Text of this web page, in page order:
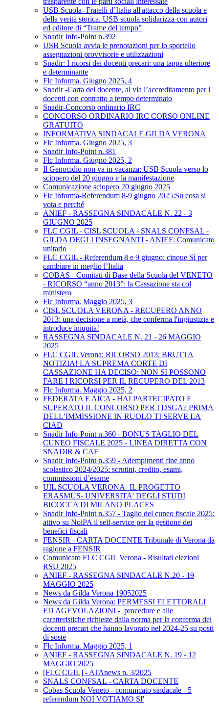
USB Scuola- Fratelli d’Italia all'attacco della scuola e
della verità storica. USB scuola solidarizza con autori
ed editore di “Trame del tempo”
Snadir Info-Point n.392
USB Scuola avvia le prenotazioni per lo sportello
assegnazioni provvisorie e utilizzazioni
Snadir: I ricorsi dei docenti precari: una tappa ulteriore
e determinante
Flc Informa. Giugno 2025, 4
Snadir -Carta del docente, al via l’accreditamento per i
docenti con contratto a tempo determinato
Snadir-Concorso ordinario IRC
CONCORSO ORDINARIO IRC CORSO ONLINE
GRATUITO
INFORMATIVA SINDACALE GILDA VERONA
Flc Informa. Giugno 2025, 3
Snadir Info-Point n.381
Flc Informa. Giugno 2025, 2
Il Genocidio non va in vacanza: USB Scuola verso lo
sciopero del 20 giugno e la manifestazione
Comunicazione sciopero 20 giugno 2025
Flc Informa-Referendum 8-9 giugno 2025:Su cosa si
vota e perché
ANIEF - RASSEGNA SINDACALE N. 22 - 3
GIUGNO 2025
FLC CGIL - CISL SCUOLA - SNALS CONFSAL -
GILDA DEGLI INSEGNANTI - ANIEF: Comunicato
unitario
FLC CGIL - Referendum 8 e 9 giugno: cinque Sì per
cambiare in meglio l’Italia
COBAS - Comitati di Base della Scuola del VENETO
- RICORSO “anno 2013”: la Cassazione sta col
ministero
Flc Informa. Maggio 2025, 3
CISL SCUOLA VERONA - RECUPERO ANNO
2013: una decisione a metà, che conferma l'ingiustizia e
introduce iniquità!
RASSEGNA SINDACALE N. 21 - 26 MAGGIO
2025
FLC CGIL Verona: RICORSO 2013: BRUTTA
NOTIZIA! LA SUPREMA CORTE DI
CASSAZIONE HA DECISO: NON SI POSSONO
FARE I RICORSI PER IL RECUPERO DEL 2013
Flc Informa. Maggio 2025, 2
FEDERATA E AICA - HAI PARTECIPATO E
SUPERATO IL CONCORSO PER I DSGA? PRIMA
DELL’IMMISSIONE IN RUOLO TI SERVE LA
CIAD
Snadir Info-Point n.360 - BONUS TAGLIO DEL
CUNEO FISCALE 2025 - LINEA DIRETTA CON
SNADIR & CAF
Snadir Info-Point n.359 - Adempimenti fine anno
scolastico 2024/2025: scrutini, credito, esami,
commissioni d’esame
UIL SCUOLA VERONA- IL PROGETTO
ERASMUS- UNIVERSITA' DEGLI STUDI
BICOCCA DI MILANO PLACES
Snadir Info-Point n.357 - Taglio del cuneo fiscale 2025:
attivo su NoiPA il self-service per la gestione dei
benefici fiscali
FENSIR - CARTA DOCENTE Tribunale di Verona dà
ragione a FENSIR
Comunicato FLC CGIL Verona - Risultati elezioni
RSU 2025
ANIEF - RASSEGNA SINDACALE N.20 - 19
MAGGIO 2025
News da Gilda Verona 19052025
News da Gilda Verona: PERMESSI ELETTORALI
ED AGEVOLAZIONI - procedure e alle
caratteristiche richieste dalla norma per la conferma dei
docenti precari che hanno lavorato nel 2024-25 su posti
di soste
Flc Informa. Maggio 2025, 1
ANIEF - RASSEGNA SINDACALE N. 19 - 12
MAGGIO 2025
[FLC CGIL] - ATAnews n. 3/2025
SNALS CONFSAL - CARTA DOCENTE
Cobas Scuola Veneto - comunicato sindacale - 5
referendum NOI VOTIAMO SI'